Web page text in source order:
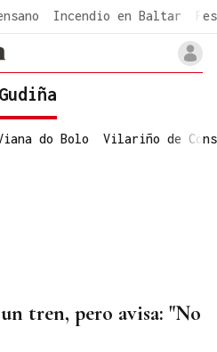
Incendio en Baltar
do Bolo Vilariño de
tren, pero avisa: "No